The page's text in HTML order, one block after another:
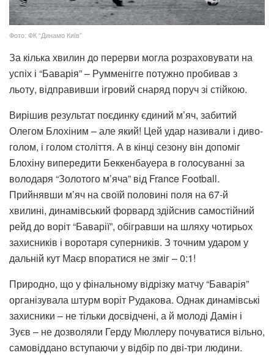
Фото: ФК “Динамо Київ”
За кілька хвилин до перерви могла розраховувати на
успіх і “Баварія” – Румменігге потужно пробивав з
льоту, відправивши ігровий снаряд поруч зі стійкою.
Вирішив результат поєдинку єдиний м’яч, забитий
Олегом Блохіним – але який! Цей удар називали і диво-
голом, і голом століття. А в кінці сезону він допоміг
Блохіну випередити Беккенбауера в голосуванні за
володаря “Золотого м’яча” від France Football.
Прийнявши м’яч на своїй половині поля на 67-й
хвилині, динамівський форвард здійснив самостійний
рейд до воріт “Баварії”, обігравши на шляху чотирьох
захисників і воротаря суперників. З точним ударом у
дальній кут Маєр впоратися не зміг – 0:1!
Природно, що у фінальному відрізку матчу “Баварія”
організувала штурм воріт Рудакова. Однак динамівські
захисники – не тільки досвідчені, а й молоді Дамін і
Зуєв – не дозволяли Герду Мюллеру почуватися вільно,
самовіддано вступаючи у відбір по дві-три людини.